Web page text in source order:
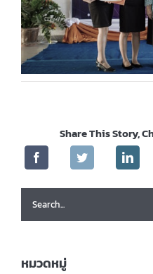
Share This Story,
Search
for:
หมวดหมู่